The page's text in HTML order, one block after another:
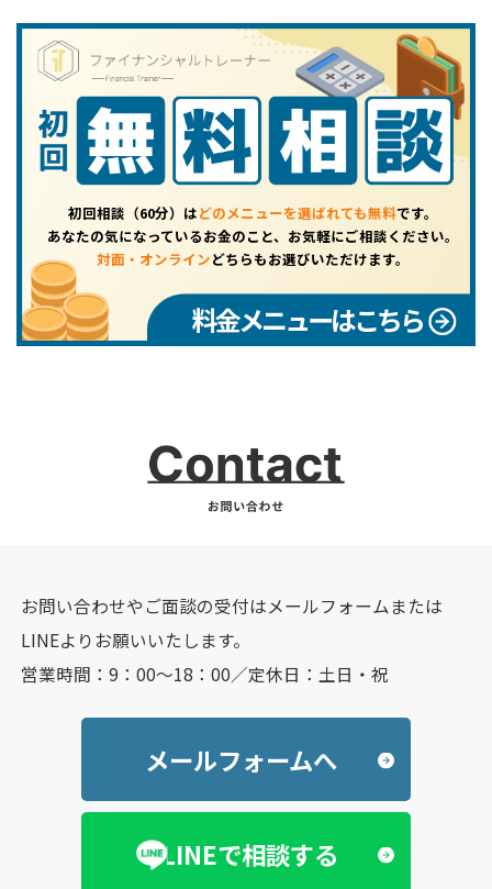
初回相談（60分）はどのメニューを選ばれても無料です。
あなたの気になっているお金のこと、お気軽にご相談ください。
対面・オンラインどちらもお選びいただけます。
料金メニューはこちら
お問い合わせやご面談の受付はメールフォームまたは
LINEよりお願いいたします。
営業時間：9：00～18：00／定休日：土日・祝
メールフォームへ
LINEで相談する